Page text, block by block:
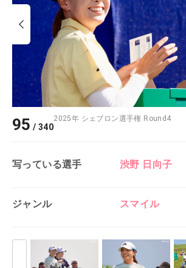
95 /340
2025年 シェブロン選手権 Round4
写っている選手 渋野 日向子
ジャンル スマイル